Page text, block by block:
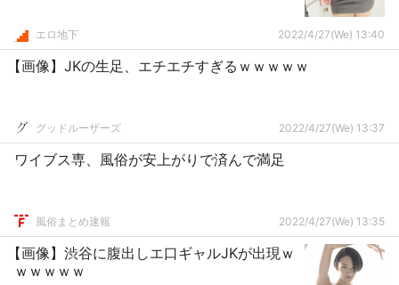
エロ地下 2022/4/27(We) 13:40
【画像】JKの生足、エチエチすぎるｗｗｗｗｗ
グッドルーザーズ 2022/4/27(We) 13:37
ワイブス専、風俗が安上がりで済んで満足
風俗まとめ速報 2022/4/27(We) 13:35
【画像】渋谷に腹出しエ口ギャルJKが出現ｗ
ｗｗｗｗｗ